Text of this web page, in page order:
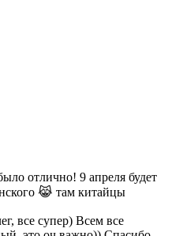
отлично! 9 апреля будет
😹 там китайцы
все супер) Всем все